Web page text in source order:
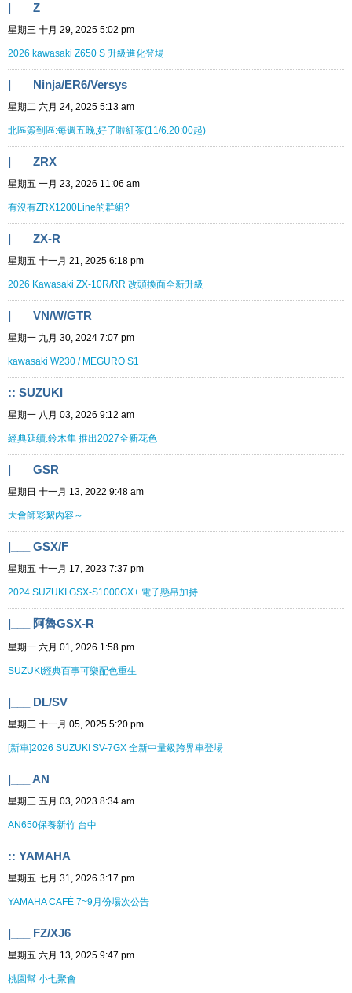
|___ Z
星期三 十月 29, 2025 5:02 pm
2026 kawasaki Z650 S 升級進化登場
|___ Ninja/ER6/Versys
星期二 六月 24, 2025 5:13 am
北區簽到區:每週五晚,好了啦紅茶(11/6.20:00起)
|___ ZRX
星期五 一月 23, 2026 11:06 am
有沒有ZRX1200Line的群組?
|___ ZX-R
星期五 十一月 21, 2025 6:18 pm
2026 Kawasaki ZX-10R/RR 改頭換面全新升級
|___ VN/W/GTR
星期一 九月 30, 2024 7:07 pm
kawasaki W230 / MEGURO S1
:: SUZUKI
星期一 八月 03, 2026 9:12 am
經典延續.鈴木隼 推出2027全新花色
|___ GSR
星期日 十一月 13, 2022 9:48 am
大會師彩絮內容～
|___ GSX/F
星期五 十一月 17, 2023 7:37 pm
2024 SUZUKI GSX-S1000GX+ 電子懸吊加持
|___ 阿魯GSX-R
星期一 六月 01, 2026 1:58 pm
SUZUKI經典百事可樂配色重生
|___ DL/SV
星期三 十一月 05, 2025 5:20 pm
[新車]2026 SUZUKI SV-7GX 全新中量級跨界車登場
|___ AN
星期三 五月 03, 2023 8:34 am
AN650保養新竹 台中
:: YAMAHA
星期五 七月 31, 2026 3:17 pm
YAMAHA CAFÉ 7~9月份場次公告
|___ FZ/XJ6
星期五 六月 13, 2025 9:47 pm
桃園幫 小七聚會